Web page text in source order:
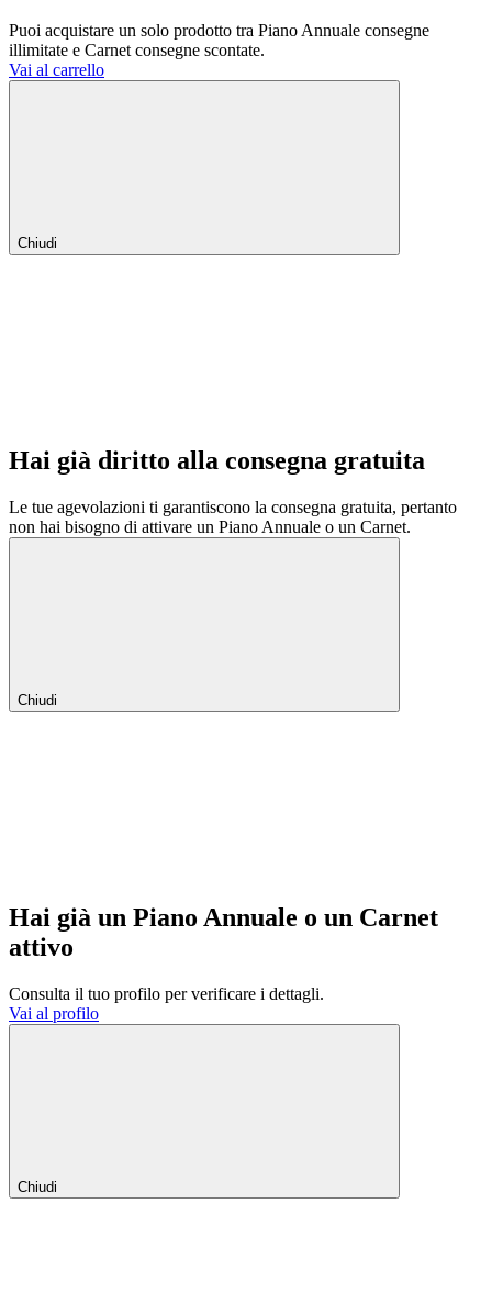
Puoi acquistare un solo prodotto tra Piano Annuale consegne
illimitate e Carnet consegne scontate.
Vai al carrello
Chiudi
Hai già diritto alla consegna gratuita
Le tue agevolazioni ti garantiscono la consegna gratuita, pertanto
non hai bisogno di attivare un Piano Annuale o un Carnet.
Chiudi
Hai già un Piano Annuale o un Carnet
attivo
Consulta il tuo profilo per verificare i dettagli.
Vai al profilo
Chiudi